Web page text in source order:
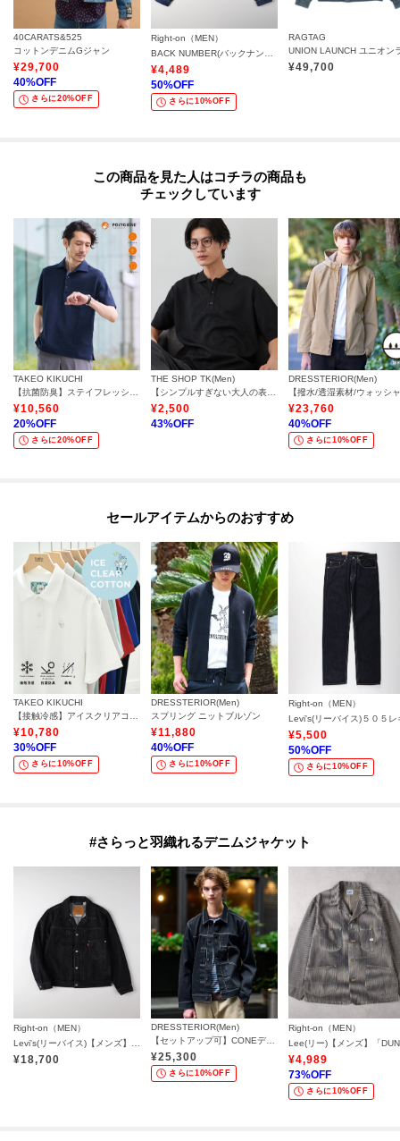
40CARATS&525
コットンデニムGジャン
¥29,700
40%OFF
さらに20%OFF
Right-on（MEN）
BACK NUMBER(バックナンバー)デニムフルジップブルゾン
¥4,489
50%OFF
さらに10%OFF
RAGTAG
¥49,700
この商品を見た人はコチラの商品も
チェックしています
TAKEO KIKUCHI
¥10,560
20%OFF
さらに20%OFF
THE SHOP TK(Men)
¥2,500
43%OFF
DRESSTERIOR(Men)
¥23,760
40%OFF
さらに10%OFF
セールアイテムからのおすすめ
TAKEO KIKUCHI
【接触冷感】アイスクリアコットン ワンポイント ポロシャツ
¥10,780
30%OFF
さらに10%OFF
DRESSTERIOR(Men)
スプリング ニットブルゾン
¥11,880
40%OFF
さらに10%OFF
Right-on（MEN）
¥5,500
50%OFF
さらに10%OFF
#さらっと羽織れるデニムジャケット
Right-on（MEN）
¥18,700
DRESSTERIOR(Men)
【セットアップ可】CONEデニム Gジャン
¥25,300
さらに10%OFF
Right-on（MEN）
¥4,989
73%OFF
さらに10%OFF